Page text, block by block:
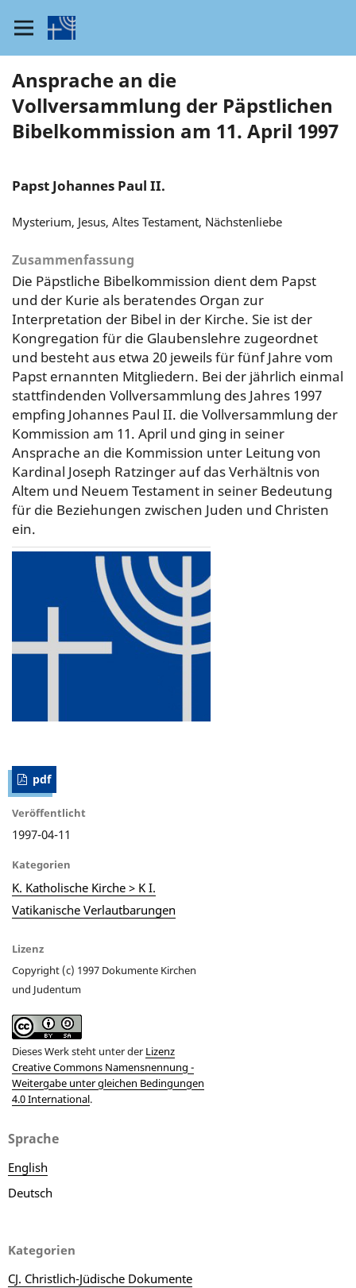
Ansprache an die
Vollversammlung der Päpstlichen
Bibelkommission am 11. April 1997
Papst Johannes Paul II.
Mysterium, Jesus, Altes Testament, Nächstenliebe
Zusammenfassung
Die Päpstliche Bibelkommission dient dem Papst
und der Kurie als beratendes Organ zur
Interpretation der Bibel in der Kirche. Sie ist der
Kongregation für die Glaubenslehre zugeordnet
und besteht aus etwa 20 jeweils für fünf Jahre vom
Papst ernannten Mitgliedern. Bei der jährlich einmal
stattfindenden Vollversammlung des Jahres 1997
empfing Johannes Paul II. die Vollversammlung der
Kommission am 11. April und ging in seiner
Ansprache an die Kommission unter Leitung von
Kardinal Joseph Ratzinger auf das Verhältnis von
Altem und Neuem Testament in seiner Bedeutung
für die Beziehungen zwischen Juden und Christen
ein.
pdf
Veröffentlicht
1997-04-11
Kategorien
K. Katholische Kirche > K I.
Vatikanische Verlautbarungen
Lizenz
Copyright (c) 1997 Dokumente Kirchen
und Judentum
Dieses Werk steht unter der Lizenz
Creative Commons Namensnennung -
Weitergabe unter gleichen Bedingungen
4.0 International.
Sprache
English
Deutsch
Kategorien
CJ. Christlich-Jüdische Dokumente